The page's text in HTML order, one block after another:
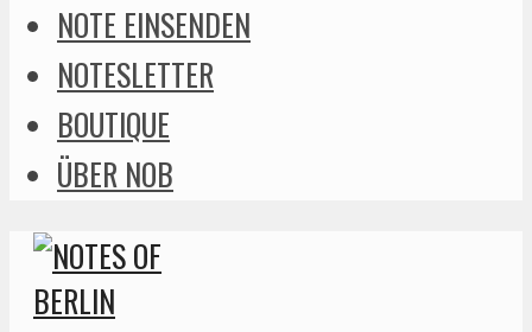
NOTE EINSENDEN
NOTESLETTER
BOUTIQUE
ÜBER NOB